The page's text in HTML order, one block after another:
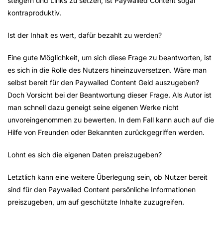
kontraproduktiv.
Ist der Inhalt es wert, dafür bezahlt zu werden?
Eine gute Möglichkeit, um sich diese Frage zu beantworten, ist
es sich in die Rolle des Nutzers hineinzuversetzen. Wäre man
selbst bereit für den Paywalled Content Geld auszugeben?
Doch Vorsicht bei der Beantwortung dieser Frage. Als Autor ist
man schnell dazu geneigt seine eigenen Werke nicht
unvoreingenommen zu bewerten. In dem Fall kann auch auf die
Hilfe von Freunden oder Bekannten zurückgegriffen werden.
Lohnt es sich die eigenen Daten preiszugeben?
Letztlich kann eine weitere Überlegung sein, ob Nutzer bereit
sind für den Paywalled Content persönliche Informationen
preiszugeben, um auf geschützte Inhalte zuzugreifen.